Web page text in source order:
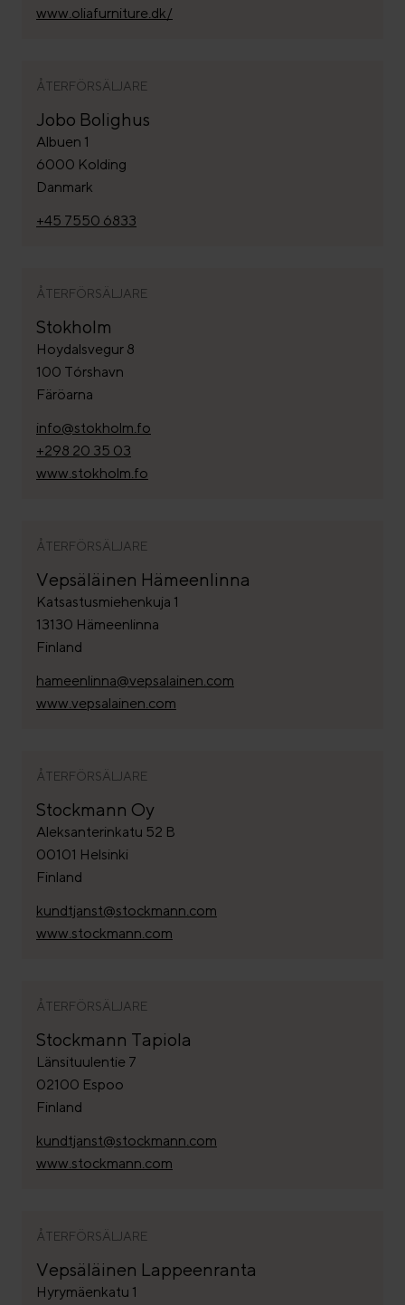
www.oliafurniture.dk/
ÅTERFÖRSÄLJARE
Jobo Bolighus
Albuen 1
6000 Kolding
Danmark
+45 7550 6833
ÅTERFÖRSÄLJARE
Stokholm
Hoydalsvegur 8
100 Tórshavn
Färöarna
info@stokholm.fo
+298 20 35 03
www.stokholm.fo
ÅTERFÖRSÄLJARE
Vepsäläinen Hämeenlinna
Katsastusmiehenkuja 1
13130 Hämeenlinna
Finland
hameenlinna@vepsalainen.com
www.vepsalainen.com
ÅTERFÖRSÄLJARE
Stockmann Oy
Aleksanterinkatu 52 B
00101 Helsinki
Finland
kundtjanst@stockmann.com
www.stockmann.com
ÅTERFÖRSÄLJARE
Stockmann Tapiola
Länsituulentie 7
02100 Espoo
Finland
kundtjanst@stockmann.com
www.stockmann.com
ÅTERFÖRSÄLJARE
Vepsäläinen Lappeenranta
Hyrymäenkatu 1